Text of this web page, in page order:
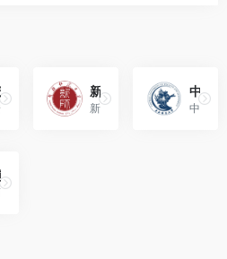
安徽科技学院（Anhui Science and Technology University）
安徽科技学院是安徽省人民政府举办、教育部批准的全日制普通高等本科院校。
新疆师范大学（Xinjiang Normal University）
新疆师范大学是新疆维吾尔自治区重点建设的师范院校。
中央财经大学（Central University of Finance and Economics）
中央财经大学位于北京市，是教育部、财政部和北京市人民政府共建的教育部直属高校。
厦门大学（Xiamen University）
简称厦大（XMU），位于福建省厦门市，是由中华人民共和国教育部直属副部级综合性研究型全国重点大学，教育部、国家国防科技工业局、福建省和厦门市重点共建高校。